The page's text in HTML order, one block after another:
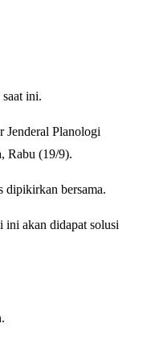
ini.
Jenderal Planologi
Rabu (19/9).
dipikirkan bersama.
ini akan didapat solusi